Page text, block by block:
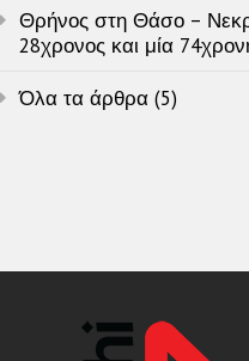
Θρήνος στη Θάσο –
28χρονος και μία
Όλα τα άρθρα (5)